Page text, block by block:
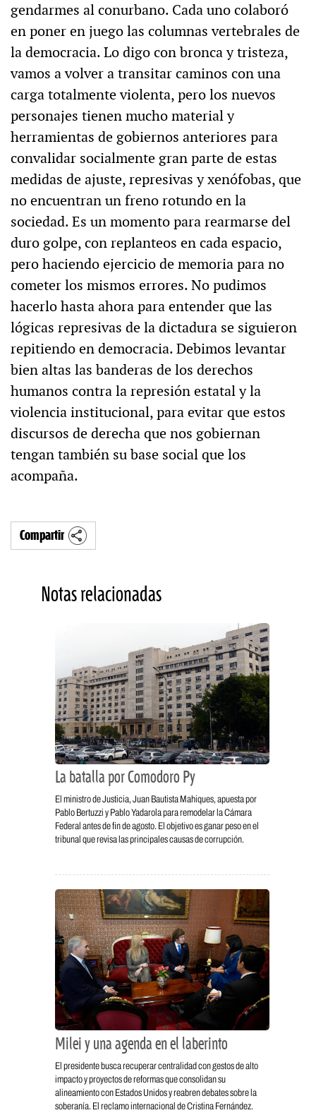
gendarmes al conurbano. Cada uno colaboró
en poner en juego las columnas vertebrales de
la democracia. Lo digo con bronca y tristeza,
vamos a volver a transitar caminos con una
carga totalmente violenta, pero los nuevos
personajes tienen mucho material y
herramientas de gobiernos anteriores para
convalidar socialmente gran parte de estas
medidas de ajuste, represivas y xenófobas, que
no encuentran un freno rotundo en la
sociedad. Es un momento para rearmarse del
duro golpe, con replanteos en cada espacio,
pero haciendo ejercicio de memoria para no
cometer los mismos errores. No pudimos
hacerlo hasta ahora para entender que las
lógicas represivas de la dictadura se siguieron
repitiendo en democracia. Debimos levantar
bien altas las banderas de los derechos
humanos contra la represión estatal y la
violencia institucional, para evitar que estos
discursos de derecha que nos gobiernan
tengan también su base social que los
acompaña.
Compartir
Notas relacionadas
La batalla por Comodoro Py
El ministro de Justicia, Juan Bautista Mahiques, apuesta por
Pablo Bertuzzi y Pablo Yadarola para remodelar la Cámara
Federal antes de fin de agosto. El objetivo es ganar peso en el
tribunal que revisa las principales causas de corrupción.
Milei y una agenda en el laberinto
El presidente busca recuperar centralidad con gestos de alto
impacto y proyectos de reformas que consolidan su
alineamiento con Estados Unidos y reabren debates sobre la
soberanía. El reclamo internacional de Cristina Fernández.